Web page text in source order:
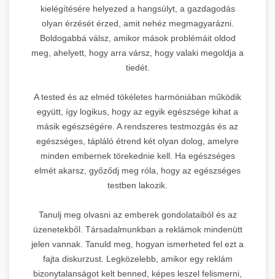
kielégítésére helyezed a hangsúlyt, a gazdagodás
olyan érzését érzed, amit nehéz megmagyarázni.
Boldogabbá válsz, amikor mások problémáit oldod
meg, ahelyett, hogy arra vársz, hogy valaki megoldja a
tiedét.
A tested és az elméd tökéletes harmóniában működik
együtt, így logikus, hogy az egyik egészsége kihat a
másik egészségére. A rendszeres testmozgás és az
egészséges, tápláló étrend két olyan dolog, amelyre
minden embernek törekednie kell. Ha egészséges
elmét akarsz, győződj meg róla, hogy az egészséges
testben lakozik.
Tanulj meg olvasni az emberek gondolataiból és az
üzenetekből. Társadalmunkban a reklámok mindenütt
jelen vannak. Tanuld meg, hogyan ismerheted fel ezt a
fajta diskurzust. Legközelebb, amikor egy reklám
bizonytalanságot kelt benned, képes leszel felismerni,